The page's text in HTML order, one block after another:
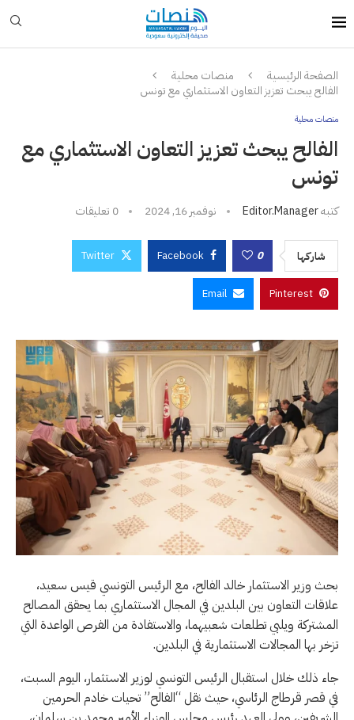
الصفحة الرئيسية
منصات محلية
الفالح يبحث تعزيز التعاون الاستثماري مع تونس
منصات محلية
الفالح يبحث تعزيز التعاون الاستثماري مع
تونس
كتبهEditor.manager نوفمبر 16, 2024 0 تعليقات
شاركها 0
Facebook
Twitter
Pinterest
Email
بحث وزير الاستثمار خالد الفالح، مع الرئيس التونسي قيس سعيد،
علاقات التعاون بين البلدين في المجال الاستثماري بما يحقق المصالح
المشتركة ويلبي تطلعات شعبيهما، والاستفادة من الفرص الواعدة التي
تزخر بها المجالات الاستثمارية في البلدين.
جاء ذلك خلال استقبال الرئيس التونسي لوزير الاستثمار، اليوم السبت،
في قصر قرطاج الرئاسي، حيث نقل “الفالح” تحيات خادم الحرمين